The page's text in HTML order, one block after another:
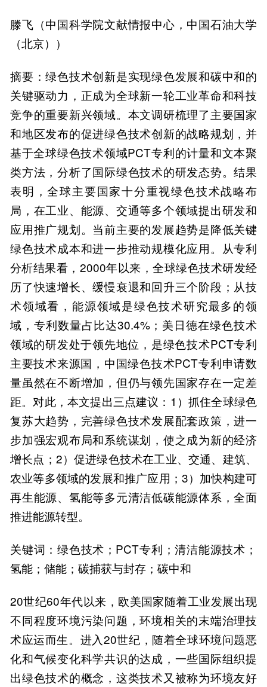
滕飞（中国科学院文献情报中心，中国石油大学
（北京））
摘要：绿色技术创新是实现绿色发展和碳中和的
关键驱动力，正成为全球新一轮工业革命和科技
竞争的重要新兴领域。本文调研梳理了主要国家
和地区发布的促进绿色技术创新的战略规划，并
基于全球绿色技术领域PCT专利的计量和文本聚
类方法，分析了国际绿色技术的研发态势。结果
表明，全球主要国家十分重视绿色技术战略布
局，在工业、能源、交通等多个领域提出研发和
应用推广规划。当前主要的发展趋势是降低关键
绿色技术成本和进一步推动规模化应用。从专利
分析结果看，2000年以来，全球绿色技术研发经
历了快速增长、缓慢衰退和回升三个阶段；从技
术领域看，能源领域是绿色技术研究最多的领
域，专利数量占比达30.4%；美日德在绿色技术
领域的研发处于领先地位，是绿色技术PCT专利
主要技术来源国，中国绿色技术PCT专利申请数
量虽然在不断增加，但仍与领先国家存在一定差
距。对此，本文提出三点建议：1）抓住全球绿色
复苏大趋势，完善绿色技术发展配套政策，进一
步加强宏观布局和系统谋划，使之成为新的经济
增长点；2）促进绿色技术在工业、交通、建筑、
农业等多领域的发展和推广应用；3）加快构建可
再生能源、氢能等多元清洁低碳能源体系，全面
推进能源转型。
关键词：绿色技术；PCT专利；清洁能源技术；
氢能；储能；碳捕获与封存；碳中和
20世纪60年代以来，欧美国家随着工业发展出现
不同程度环境污染问题，环境相关的末端治理技
术应运而生。进入20世纪，随着全球环境问题恶
化和气候变化科学共识的达成，一些国际组织提
出绿色技术的概念，这类技术又被称为环境友好